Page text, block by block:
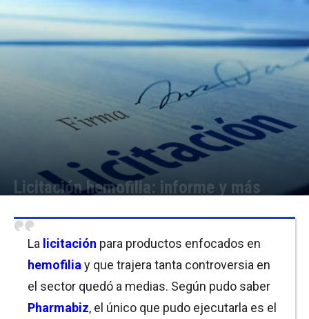
Licitación hemofilia: informe y más
La licitación para productos enfocados en
hemofilia y que trajera tanta controversia en
el sector quedó a medias. Según pudo saber
Pharmabiz, el único que pudo ejecutarla es el